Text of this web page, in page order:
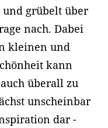
grübelt über
nach. Dabei
kleinen und
kann
überall zu
unscheinbar
dar -